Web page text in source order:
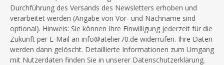
Durchführung des Versands des Newsletters erhoben und
verarbeitet werden (Angabe von Vor- und Nachname sind
optional). Hinweis: Sie können Ihre Einwilligung jederzeit für die
Zukunft per E-Mail an info@atelier70.de widerrufen. Ihre Daten
werden dann gelöscht. Detaillierte Informationen zum Umgang
mit Nutzerdaten finden Sie in unserer Datenschutzerklärung.